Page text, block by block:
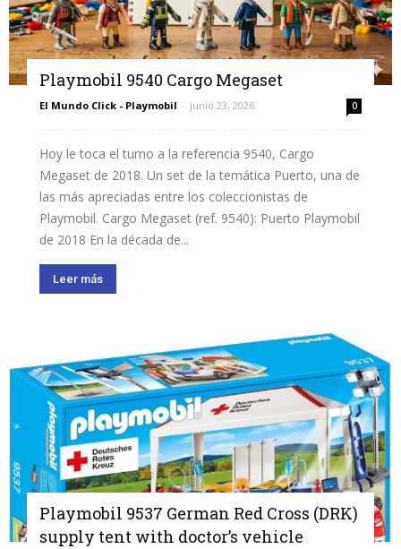
Playmobil 9540 Cargo Megaset
El Mundo Click - Playmobil - junio 23, 2026 0
Hoy le toca el turno a la referencia 9540, Cargo
Megaset de 2018. Un set de la temática Puerto, una de
las más apreciadas entre los coleccionistas de
Playmobil. Cargo Megaset (ref. 9540): Puerto Playmobil
de 2018 En la década de...
Leer más
Playmobil 9537 German Red Cross (DRK)
supply tent with doctor’s vehicle